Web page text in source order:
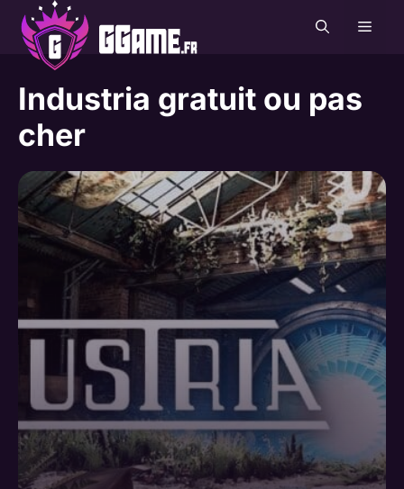
Aller
contenu
Industria gratuit ou pas
cher